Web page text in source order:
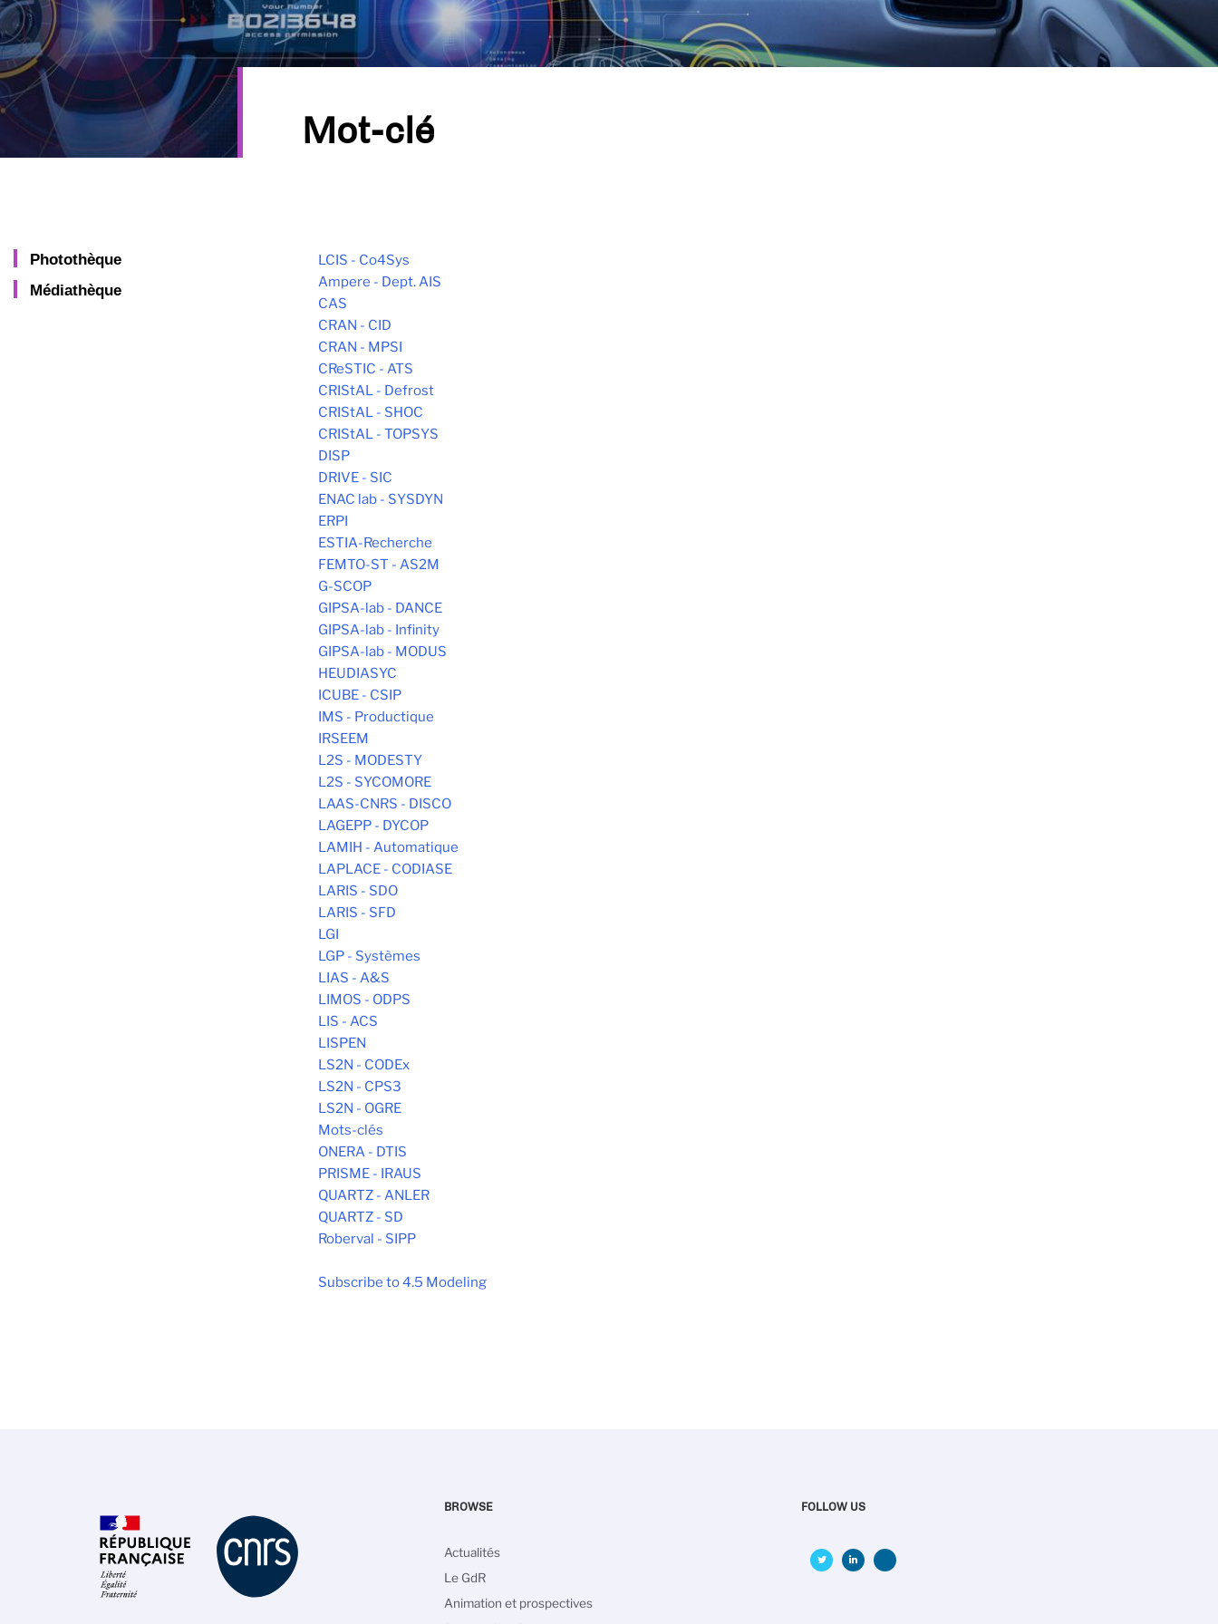
Mot-clé
Photothèque
Médiathèque
LCIS - Co4Sys
Ampere - Dept. AIS
CAS
CRAN - CID
CRAN - MPSI
CReSTIC - ATS
CRIStAL - Defrost
CRIStAL - SHOC
CRIStAL - TOPSYS
DISP
DRIVE - SIC
ENAC lab - SYSDYN
ERPI
ESTIA-Recherche
FEMTO-ST - AS2M
G-SCOP
GIPSA-lab - DANCE
GIPSA-lab - Infinity
GIPSA-lab - MODUS
HEUDIASYC
ICUBE - CSIP
IMS - Productique
IRSEEM
L2S - MODESTY
L2S - SYCOMORE
LAAS-CNRS - DISCO
LAGEPP - DYCOP
LAMIH - Automatique
LAPLACE - CODIASE
LARIS - SDO
LARIS - SFD
LGI
LGP - Systèmes
LIAS - A&S
LIMOS - ODPS
LIS - ACS
LISPEN
LS2N - CODEx
LS2N - CPS3
LS2N - OGRE
Mots-clés
ONERA - DTIS
PRISME - IRAUS
QUARTZ - ANLER
QUARTZ - SD
Roberval - SIPP
Subscribe to 4.5 Modeling
BROWSE
Main
navigation
Actualités
Le GdR
Animation et prospectives
FOLLOW US